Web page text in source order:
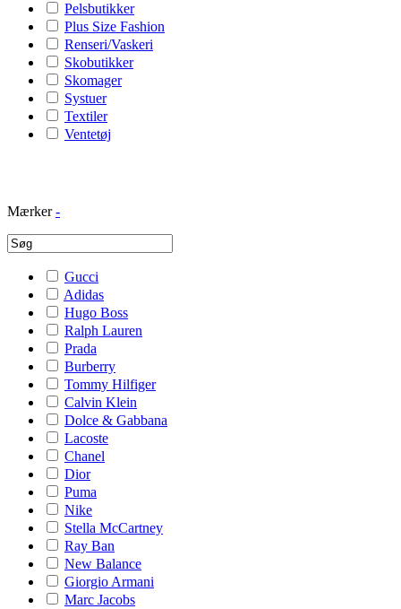
Pelsbutikker
Plus Size Fashion
Renseri/Vaskeri
Skobutikker
Skomager
Systuer
Textiler
Ventetøj
Mærker -
Gucci
Adidas
Hugo Boss
Ralph Lauren
Prada
Burberry
Tommy Hilfiger
Calvin Klein
Dolce & Gabbana
Lacoste
Chanel
Dior
Puma
Nike
Stella McCartney
Ray Ban
New Balance
Giorgio Armani
Marc Jacobs